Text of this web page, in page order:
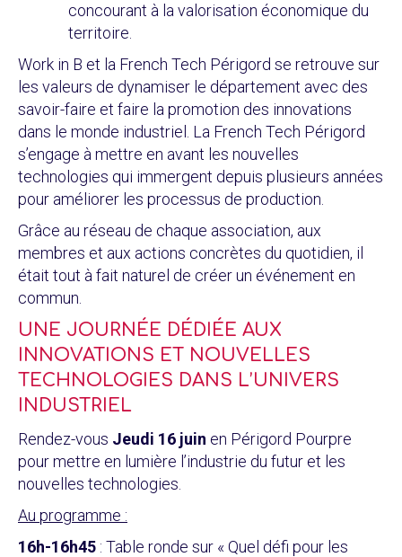
concourant à la valorisation économique du
territoire.
Work in B et la French Tech Périgord se retrouve sur
les valeurs de dynamiser le département avec des
savoir-faire et faire la promotion des innovations
dans le monde industriel. La French Tech Périgord
s’engage à mettre en avant les nouvelles
technologies qui immergent depuis plusieurs années
pour améliorer les processus de production.
Grâce au réseau de chaque association, aux
membres et aux actions concrètes du quotidien, il
était tout à fait naturel de créer un événement en
commun.
UNE JOURNÉE DÉDIÉE AUX
INNOVATIONS ET NOUVELLES
TECHNOLOGIES DANS L’UNIVERS
INDUSTRIEL
Rendez-vous Jeudi 16 juin en Périgord Pourpre
pour mettre en lumière l’industrie du futur et les
nouvelles technologies.
Au programme :
16h-16h45 : Table ronde sur « Quel défi pour les